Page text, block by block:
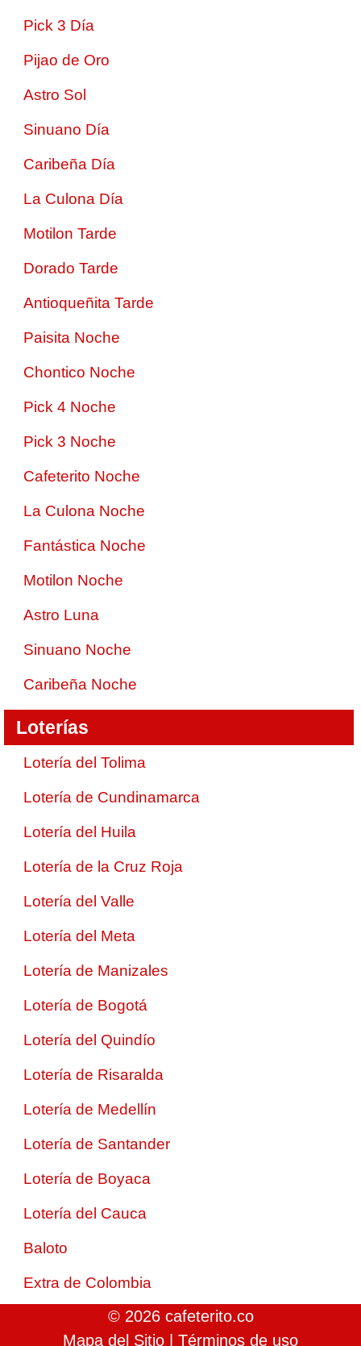
Pick 3 Día
Pijao de Oro
Astro Sol
Sinuano Día
Caribeña Día
La Culona Día
Motilon Tarde
Dorado Tarde
Antioqueñita Tarde
Paisita Noche
Chontico Noche
Pick 4 Noche
Pick 3 Noche
Cafeterito Noche
La Culona Noche
Fantástica Noche
Motilon Noche
Astro Luna
Sinuano Noche
Caribeña Noche
Loterías
Lotería del Tolima
Lotería de Cundinamarca
Lotería del Huila
Lotería de la Cruz Roja
Lotería del Valle
Lotería del Meta
Lotería de Manizales
Lotería de Bogotá
Lotería del Quindío
Lotería de Risaralda
Lotería de Medellín
Lotería de Santander
Lotería de Boyaca
Lotería del Cauca
Baloto
Extra de Colombia
© 2026 cafeterito.co
Mapa del Sitio
Términos de uso